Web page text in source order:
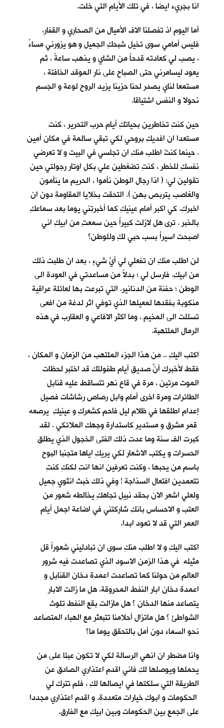
انا بجريء ايضا ، في تلك الأيام التي خلت.
أما اليوم اذ تفصلنا الاف الأميال من الصحاري و القفار،
فليس أمامي سوى تخيل شبحكِ الجميل و هو يزورني مساءً
، يصب لي كعادته قدحاً من الشاي و يذهب ساعةً ، ثم
يعود ليسامرني حتى الصباح على نار الموقد الخافتة ،
مستمعا لناي يصدر لحنا حزينا يزيد الروح لوعة و الجسم
نحولا و النفس اشتياقا.
حين كنتِ تخاطرين بحياتكِ أيام حرب التحرير ، كنت
مستعدا ان افديكِ بروحي لكي تبقي سالمة في مكان أمين
. حينما كنتُ اطلب منكِ ان تجلسي في البيت و لا تعرضي
نفسكِ للخطر ، كنتِ تضغطين علي بكل اوتار رجولتي حين
تقولين لي: ( اذا رجال الوطن نأموا ، الحريم ما ينأمون
والغاصب يتربص بهن ). التحقت بخلايا المقاومة دون ان
اخبركِ. كي اكبر أمام عينيكِ كما أخبرتِني يوما بعد سماعكِ
بالخبر . ترى هل لازلت كبيراً حين سمعتِ من ابيكِ اني
اصبحت اسيراً بسب حبي لكِ وللوطن؟
لن اطلب منكِ ان تفعلي لي أيَّ شيءٍ ، بعد ان طلبت ذلك
من ابيكِ. فارسل لي ؛ بدلاً من مساعدتي في العودة الى
الوطن ؛ حفنة من الدنانير. التي تبرعت بها لعائلة عراقية
منكوبة بفقدها لمعيلها الذي توفي اثر لدغة من افعى
تسللت الى المخيم ، وما اكثر الافاعي و العقارب في هذه
الرمال الملتهبة.
اكتب اليكِ .. من هذا الجزء الملتهب من الزمان و المكان ،
فقط لأخبرك أنّ صديق أيام طفولتكِ قد اختبر لحظات
الموت مرتين ، مرة في قاع نهر تتساقط عليه قنابل
الطائرات ومرة اخرى أمام وابل رصاص رشاشات فصيل
إعدام اطلقها في ظلام ليل فاحم كشعركِ و عينيكِ يرصعه
قمر مشرق و مستدير كاستدارة وجهكِ الملائكي . لقد
كبرت الف سنة وما عدت ذلك الفتى الخجول الذي يطلق
الحسرات و يكتب الاشعار لكي يريكِ اياها متجنبا البوح
باسم من يحبها ، وكنتِ تعرفين انها انتِ لكنكِ كنتِ
تتعمدين افتعال السذاجة ! وفي ذلك خبث انثوي جميل
ولعلي اشعر الان بحقد نبيل تجاهكِ يخالطه شعور من
العتب و الاحساس بانكِ شاركتني في اضاعة اجمل أيام
العمر التي قد لا تعود ابدا.
اكتب اليكِ و لا اطلب منكِ سوى ان تبادليني شعوراً قل
مثيله في هذا الزمن الاسود الذي تصاعدت فيه شرور
العالم من حولنا كما تصاعدت اعمدة دخان القنابل و
اعمدة دخان ابار النفط المحروقة. هل ما زالت الابار
يتصاعد منها الدخان ؟ هل مازالت بقع النفط تلوث
الشواطئ ؟ هل ماتزال أحلامنا تتبعثر مع الهباء المتصاعد
نحو السماء دون أمل بالتحقق يوما ما؟
وانا مضطر ان انهي الرسالة لكي لا تكون عبئا على من
يحملها ويوصلها لكِ فاني اقدم اعتذاري الصادق عن
الطريقة التي سلكتها في ايصالها لكِ ، فلم تترك لي
الحكومات و ابوكِ خيارات متعددة. و اقدم اعتذاري مجددا
على الجمع بين الحكومات وبين ابيكِ مع الفارق.